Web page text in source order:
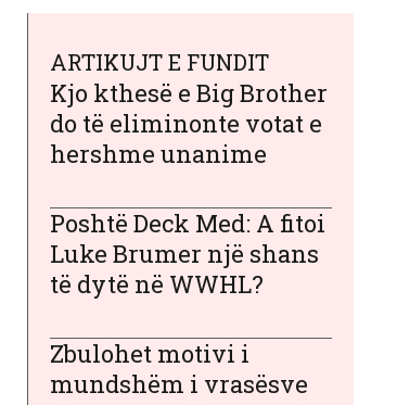
ARTIKUJT E FUNDIT
Kjo kthesë e Big Brother
do të eliminonte votat e
hershme unanime
Poshtë Deck Med: A fitoi
Luke Brumer një shans
të dytë në WWHL?
Zbulohet motivi i
mundshëm i vrasësve